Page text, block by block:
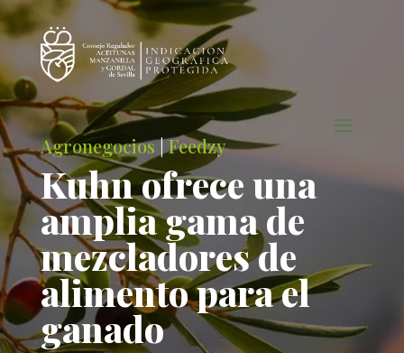
Agronegocios|Feedzy
Kuhn ofrece una
amplia gama de
mezcladores de
alimento para el
ganado